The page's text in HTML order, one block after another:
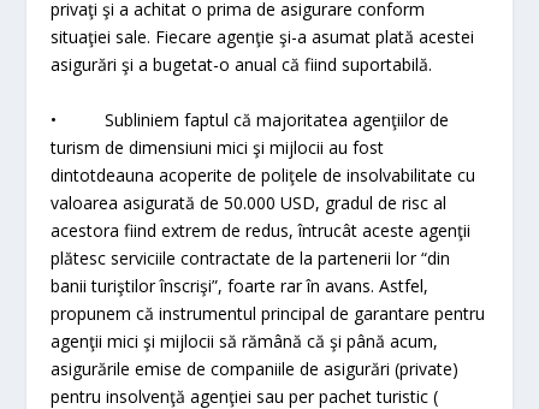
privaţi şi a achitat o prima de asigurare conform
situaţiei sale. Fiecare agenţie şi-a asumat plată acestei
asigurări şi a bugetat-o anual că fiind suportabilă.
• Subliniem faptul că majoritatea agenţiilor de
turism de dimensiuni mici şi mijlocii au fost
dintotdeauna acoperite de poliţele de insolvabilitate cu
valoarea asigurată de 50.000 USD, gradul de risc al
acestora fiind extrem de redus, întrucât aceste agenţii
plătesc serviciile contractate de la partenerii lor “din
banii turiştilor înscrişi”, foarte rar în avans. Astfel,
propunem că instrumentul principal de garantare pentru
agenţii mici şi mijlocii să rămână că şi până acum,
asigurările emise de companiile de asigurări (private)
pentru insolvenţă agenţiei sau per pachet turistic (